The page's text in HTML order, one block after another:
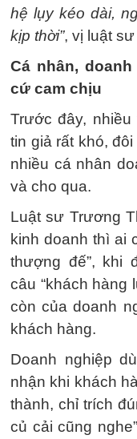
hệ lụy kéo dài,
kịp thời”, vị luật
Cá nhân,
cứ cam chịu
Trước đây,
tin giả rất khó, đôi
nhiều cá nhân
và cho qua.
Luật sư Trương
kinh doanh thì ai
thượng đế”, khi
câu “khách hàng
còn của doanh
khách hàng.
Doanh nghiệp
nhận khi khách
thành, chỉ trích
củ cải cũng